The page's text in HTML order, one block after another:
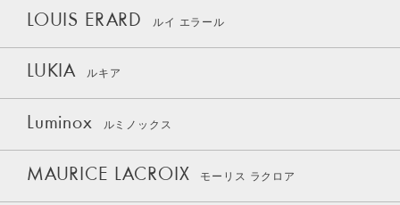
LOUIS ERARD ルイ エラール
LUKIA ルキア
Luminox ルミノックス
MAURICE LACROIX モーリス ラクロア